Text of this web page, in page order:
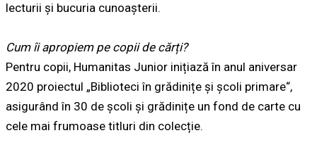
lecturii și bucuria cunoașterii.
Cum îi apropiem pe copii de cărți?
Pentru copii, Humanitas Junior inițiază în anul aniversar
2020 proiectul „Biblioteci în grădinițe și școli primare“,
asigurând în 30 de școli și grădinițe un fond de carte cu
cele mai frumoase titluri din colecție.